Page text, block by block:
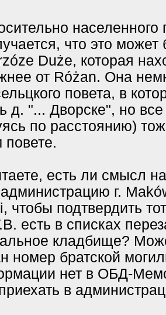
населенного
что это может
Duże, которая
от Różan. Она
повета, в
д. "... Дворске", но
по расстоянию)
есть ли смысл
г.
чтобы подтвердить
есть в списках
кладбище?
номер братской
нет в ОБД-
в